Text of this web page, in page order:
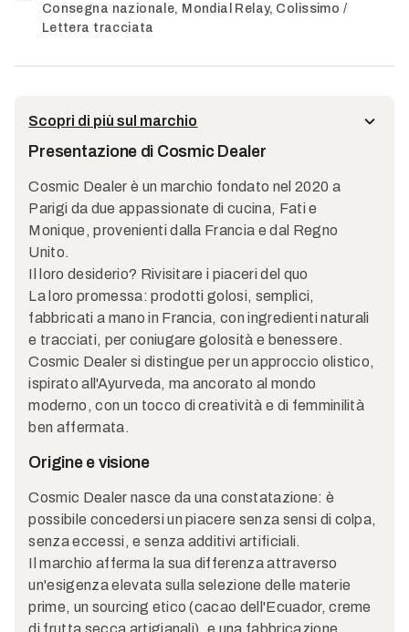
Consegna nazionale, Mondial Relay, Colissimo /
Lettera tracciata
Scopri di più sul marchio
Presentazione di Cosmic Dealer
Cosmic Dealer è un marchio fondato nel 2020 a
Parigi da due appassionate di cucina, Fati e
Monique, provenienti dalla Francia e dal Regno
Unito.
Il loro desiderio? Rivisitare i piaceri del quo
La loro promessa: prodotti golosi, semplici,
fabbricati a mano in Francia, con ingredienti naturali
e tracciati, per coniugare golosità e benessere.
Cosmic Dealer si distingue per un approccio olistico,
ispirato all'Ayurveda, ma ancorato al mondo
moderno, con un tocco di creatività e di femminilità
ben affermata.
Origine e visione
Cosmic Dealer nasce da una constatazione: è
possibile concedersi un piacere senza sensi di colpa,
senza eccessi, e senza additivi artificiali.
Il marchio afferma la sua differenza attraverso
un'esigenza elevata sulla selezione delle materie
prime, un sourcing etico (cacao dell'Ecuador, creme
di frutta secca artigianali), e una fabbricazione